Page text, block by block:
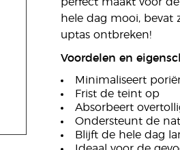
hele dag mooi, bevat
uptas ontbreken!
Voordelen en
Minimaliseert
Frist de teint op
Absorbeert
Ondersteunt de
Blijft de hele dag